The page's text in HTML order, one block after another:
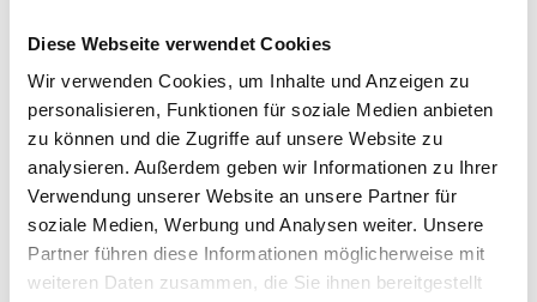
Diese Webseite verwendet Cookies
Wir verwenden Cookies, um Inhalte und Anzeigen zu
personalisieren, Funktionen für soziale Medien anbieten
zu können und die Zugriffe auf unsere Website zu
analysieren. Außerdem geben wir Informationen zu Ihrer
Verwendung unserer Website an unsere Partner für
soziale Medien, Werbung und Analysen weiter. Unsere
Partner führen diese Informationen möglicherweise mit
weiteren Daten zusammen, die Sie ihnen bereitgestellt
Lernziele
Lösungsvorschläge zu aktuellen Herausforderungen
erarbeiten
Erfahrungsaustausch und kollegiale Fallberatung
Aktuelles und Neues kennenlernen
Inhalte